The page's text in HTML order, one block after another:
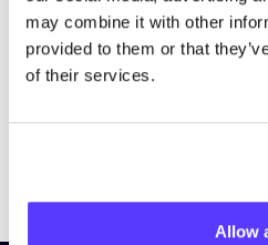
may combine it with other
provided to them or that
of their services.
Allow